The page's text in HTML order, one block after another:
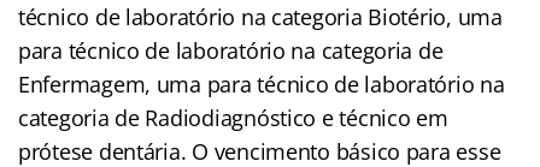
técnico de laboratório na categoria Biotério, uma
para técnico de laboratório na categoria de
Enfermagem, uma para técnico de laboratório na
categoria de Radiodiagnóstico e técnico em
prótese dentária. O vencimento básico para esse